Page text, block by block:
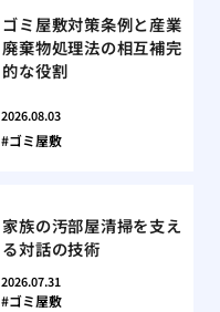
ゴミ屋敷対策条例と産業
廃棄物処理法の相互補完
的な役割
2026.08.03
ゴミ屋敷
家族の汚部屋清掃を支え
る対話の技術
2026.07.31
ゴミ屋敷